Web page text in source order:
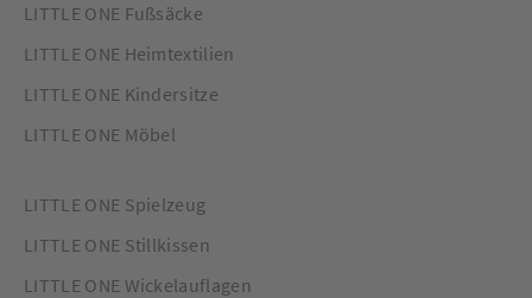
LITTLE ONE Fußsäcke
LITTLE ONE Heimtextilien
LITTLE ONE Kindersitze
LITTLE ONE Möbel
LITTLE ONE Spielzeug
LITTLE ONE Stillkissen
LITTLE ONE Wickelauflagen